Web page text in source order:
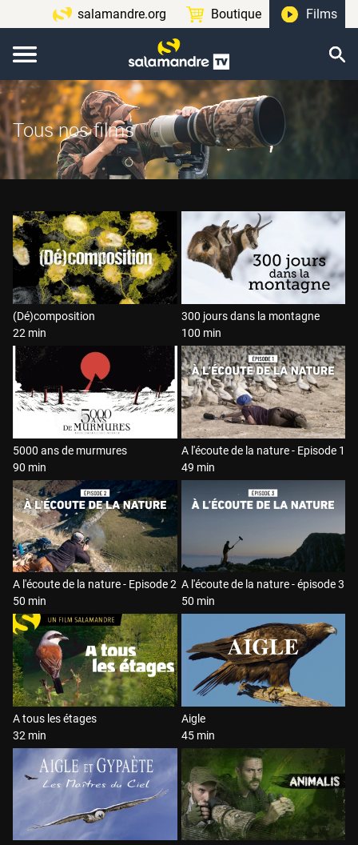
salamandre.org Boutique Films
Tous nos films
(Dé)composition
22 min
300 jours dans la montagne
100 min
5000 ans de murmures
90 min
A l'écoute de la nature - Episode 1
49 min
A l'écoute de la nature - Episode 2
50 min
A l'écoute de la nature - épisode 3
50 min
A tous les étages
32 min
Aigle
45 min